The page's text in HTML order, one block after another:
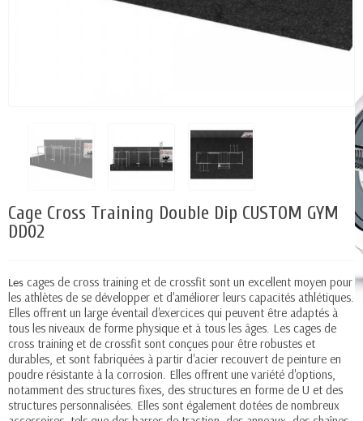
Cage Cross Training Double Dip CUSTOM GYM
DD02
Les cages de cross training et de crossfit sont un excellent moyen pour
les athlètes de se développer et d'améliorer leurs capacités athlétiques.
Elles offrent un large éventail dexercices qui peuvent être adaptés à
tous les niveaux de forme physique et à tous les âges. Les cages de
cross training et de crossfit sont conçues pour être robustes et
durables, et sont fabriquées à partir d'acier recouvert de peinture en
poudre résistante à la corrosion. Elles offrent une variété d'options,
notamment des structures fixes, des structures en forme de U et des
structures personnalisées. Elles sont également dotées de nombreux